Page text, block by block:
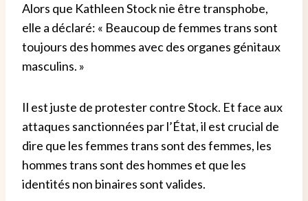
Alors que Kathleen Stock nie être transphobe,
elle a déclaré: « Beaucoup de femmes trans sont
toujours des hommes avec des organes génitaux
masculins. »
Il est juste de protester contre Stock. Et face aux
attaques sanctionnées par l’État, il est crucial de
dire que les femmes trans sont des femmes, les
hommes trans sont des hommes et que les
identités non binaires sont valides.